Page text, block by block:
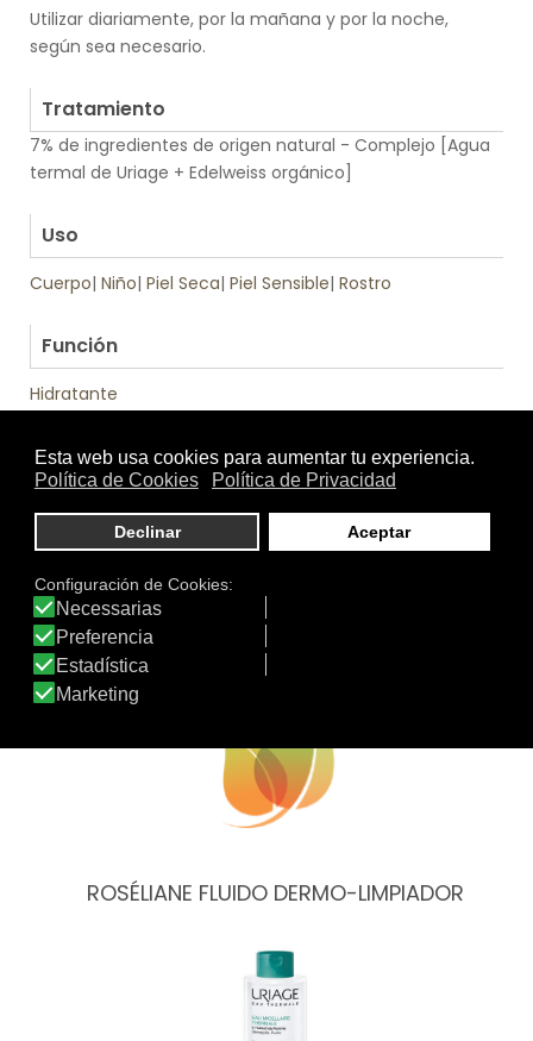
Utilizar diariamente, por la mañana y por la noche,
según sea necesario.
Tratamiento
7% de ingredientes de origen natural - Complejo [Agua
termal de Uriage + Edelweiss orgánico]
Uso
Cuerpo| Niño| Piel Seca| Piel Sensible| Rostro
Función
Hidratante
Textura
Tratamiento
de:
Otros productos de Uriage
ROSÉLIANE FLUIDO DERMO-LIMPIADOR